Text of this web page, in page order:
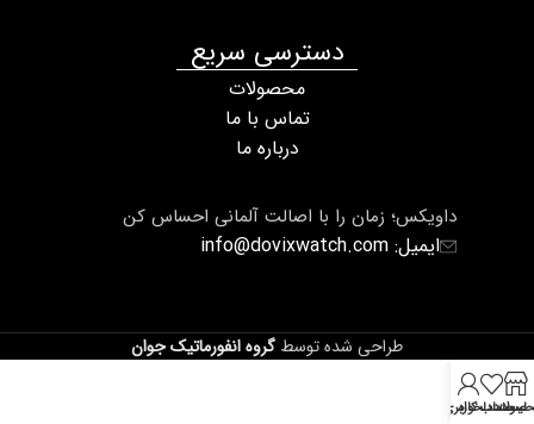
داویکس؛ زمان را با اصالت آلمانی احساس کن
ایمیل: info@dovixwatch.com
دسترسی سریع
محصولات
تماس با ما
درباره ما
طراحی شده توسط گروه انفورماتیک جوان
لیست دلخواه
حساب کاربری من